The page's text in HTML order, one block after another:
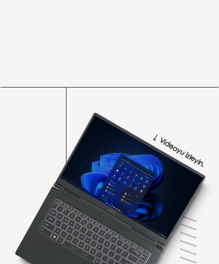
Videoyu izleyin.